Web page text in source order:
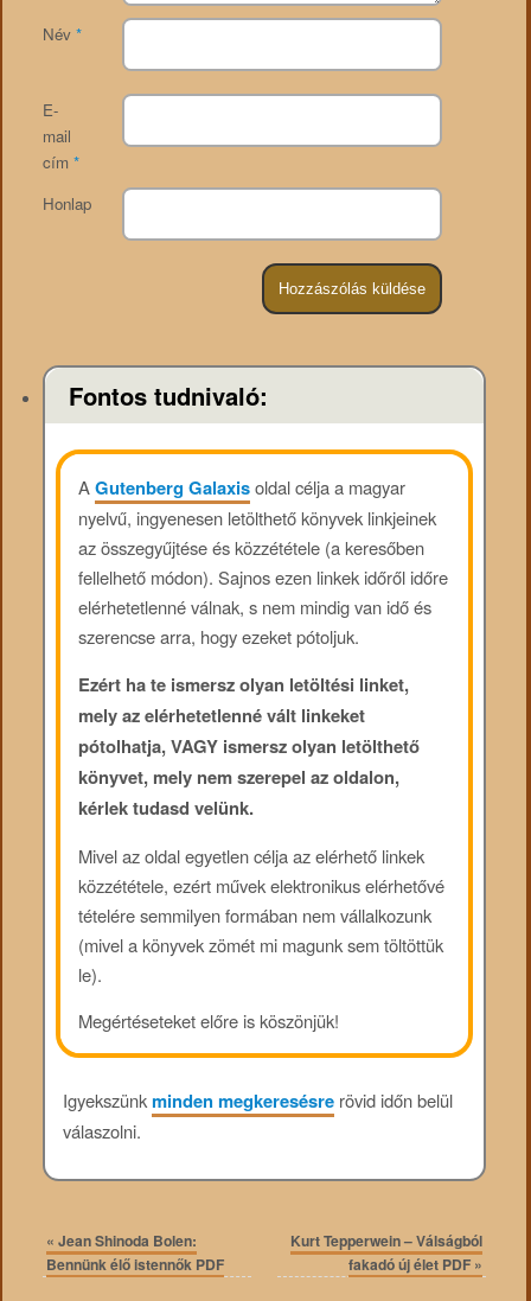
Név *
E-
mail
cím *
Honlap
Fontos tudnivaló:
AGutenberg Galaxisoldal célja a magyar
nyelvű, ingyenesen letölthető könyvek linkjeinek
az összegyűjtése és közzététele (a keresőben
fellelhető módon). Sajnos ezen linkek időről időre
elérhetetlenné válnak, s nem mindig van idő és
szerencse arra, hogy ezeket pótoljuk.
Ezért ha te ismersz olyan letöltési linket,
mely az elérhetetlenné vált linkeket
pótolhatja, VAGY ismersz olyan letölthető
könyvet, mely nem szerepel az oldalon,
kérlek tudasd velünk.
Mivel az oldal egyetlen célja az elérhető linkek
közzététele, ezért művek elektronikus elérhetővé
tételére semmilyen formában nem vállalkozunk
(mivel a könyvek zömét mi magunk sem töltöttük
le).
Megértéseteket előre is köszönjük!
Igyekszünkminden megkeresésrerövid időn belül
válaszolni.
« Jean Shinoda Bolen:
Bennünk élő istennők PDF
Kurt Tepperwein – Válságból
fakadó új élet PDF »